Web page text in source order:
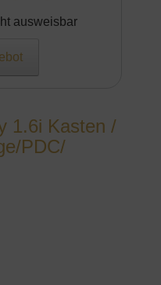
ausweisbar
1.6i Kasten /
PDC/